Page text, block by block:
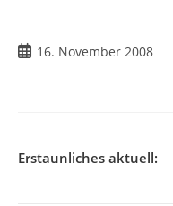
Beitrag16. November 2008
Erstaunliches aktuell: